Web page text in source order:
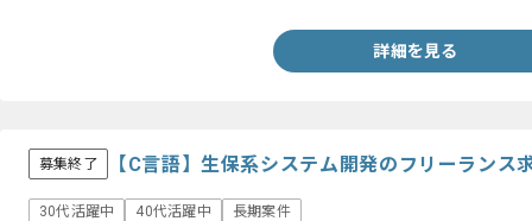
詳細を見る
募集終了 【C言語】生保系システム開発のフリーランス
30代活躍中 40代活躍中 長期案件